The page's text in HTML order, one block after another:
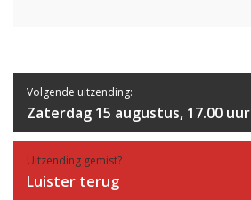
Volgende uitzending:
Zaterdag 15 augustus, 17.00 uur
Uitzending gemist?
Luister terug